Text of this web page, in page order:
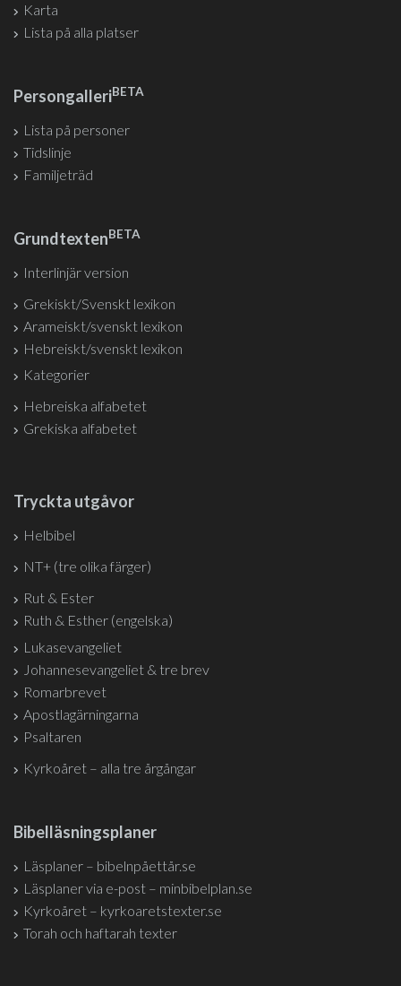
Karta
Lista på alla platser
PersongalleriBETA
Lista på personer
Tidslinje
Familjeträd
GrundtextenBETA
Interlinjär version
Grekiskt/Svenskt lexikon
Arameiskt/svenskt lexikon
Hebreiskt/svenskt lexikon
Kategorier
Hebreiska alfabetet
Grekiska alfabetet
Tryckta utgåvor
Helbibel
NT+ (tre olika färger)
Rut & Ester
Ruth & Esther (engelska)
Lukasevangeliet
Johannesevangeliet & tre brev
Romarbrevet
Apostlagärningarna
Psaltaren
Kyrkoåret – alla tre årgångar
Bibelläsningsplaner
Läsplaner – bibelnpåettår.se
Läsplaner via e-post – minbibelplan.se
Kyrkoåret – kyrkoaretstexter.se
Torah och haftarah texter